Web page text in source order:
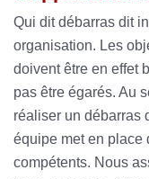
Qui dit débarras dit
organisation. Les
doivent être en effet
pas être égarés. Au
réaliser un débarras
équipe met en place
compétents. Nous